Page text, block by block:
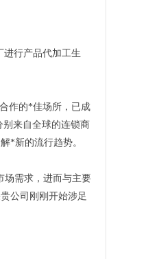
进行产品代加工生
作的*佳场所，已成
别来自全球的连锁商
*新的流行趋势。
场需求，进而与主要
公司刚刚开始涉足